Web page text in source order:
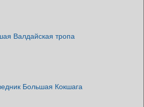
Валдайская тропа
Большая Кокшага